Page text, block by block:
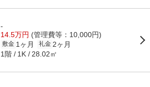
-
14.5万円 (管理費等：10,000円)
敷金 1ヶ月 礼金 2ヶ月
1階 1K 28.02㎡